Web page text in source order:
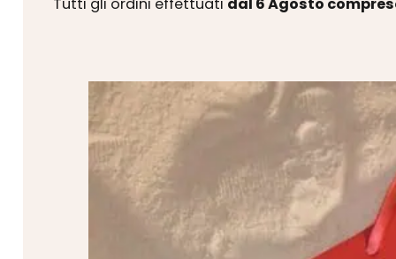
Tutti gli ordini effettuati dal 6 Agosto